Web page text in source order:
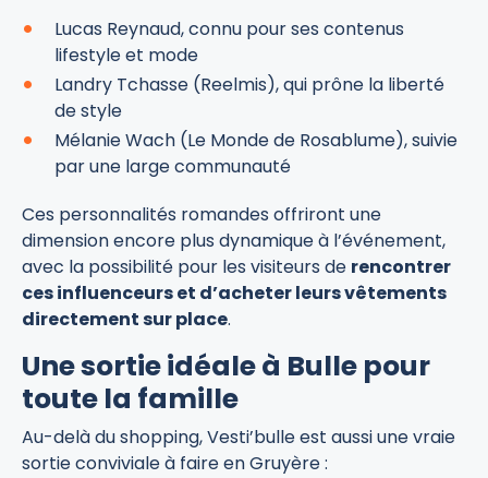
Lucas Reynaud, connu pour ses contenus
lifestyle et mode
Landry Tchasse (Reelmis), qui prône la liberté
de style
Mélanie Wach (Le Monde de Rosablume), suivie
par une large communauté
Ces personnalités romandes offriront une
dimension encore plus dynamique à l’événement,
avec la possibilité pour les visiteurs de rencontrer
ces influenceurs et d’acheter leurs vêtements
directement sur place.
Une sortie idéale à Bulle pour
toute la famille
Au-delà du shopping, Vesti’bulle est aussi une vraie
sortie conviviale à faire en Gruyère :